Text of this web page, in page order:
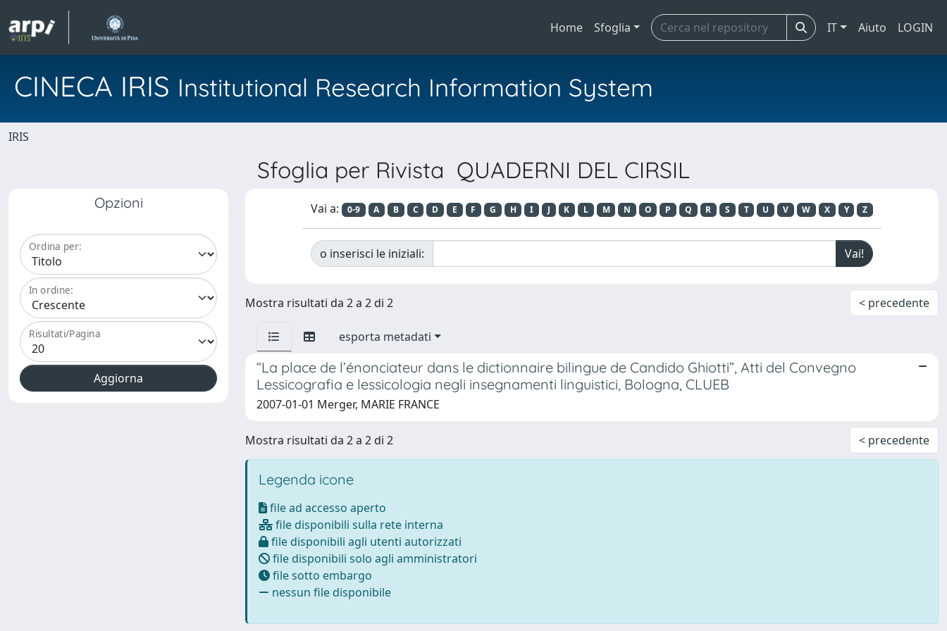
Home Sfoglia IT Aiuto LOGIN
CINECA IRIS Institutional Research Information System
IRIS
Sfoglia per Rivista QUADERNI DEL CIRSIL
Opzioni
Ordina per:
In ordine:
Risultati/Pagina
Vai a: 0-9 A B C D E F G H I J K L M N O P Q R S T U V W X Y Z
o inserisci le iniziali:
Mostra risultati da 2 a 2 di 2 < precedente
esporta metadati
“La place de l’énonciateur dans le dictionnaire bilingue de Candido Ghiotti”, Atti del Convegno
Lessicografia e lessicologia negli insegnamenti linguistici, Bologna, CLUEB
2007-01-01 Merger, MARIE FRANCE
Mostra risultati da 2 a 2 di 2 < precedente
Legenda icone
file ad accesso aperto
file disponibili sulla rete interna
file disponibili agli utenti autorizzati
file disponibili solo agli amministratori
file sotto embargo
nessun file disponibile